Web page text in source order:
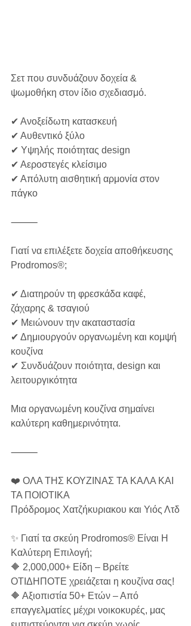
Σετ που συνδυάζουν δοχεία &
ψωμοθήκη στον ίδιο σχεδιασμό.
✔ Ανοξείδωτη κατασκευή
✔ Αυθεντικό ξύλο
✔ Υψηλής ποιότητας design
✔ Αεροστεγές κλείσιμο
✔ Απόλυτη αισθητική αρμονία στον
πάγκο
⸻
Γιατί να επιλέξετε δοχεία αποθήκευσης
Prodromos®;
✔ Διατηρούν τη φρεσκάδα καφέ,
ζάχαρης & τσαγιού
✔ Μειώνουν την ακαταστασία
✔ Δημιουργούν οργανωμένη και κομψή
κουζίνα
✔ Συνδυάζουν ποιότητα, design και
λειτουργικότητα
Μια οργανωμένη κουζίνα σημαίνει
καλύτερη καθημερινότητα.
⸻
❤️ ΟΛΑ ΤΗΣ ΚΟΥΖΙΝΑΣ ΤΑ ΚΑΛΑ ΚΑΙ
ΤΑ ΠΟΙΟΤΙΚΑ
Πρόδρομος Χατζήκυριακου και Υιός Λτδ
✨ Γιατί τα σκεύη Prodromos® Είναι Η
Καλύτερη Επιλογή;
🔶 2,000,000+ Είδη – Βρείτε
ΟΤΙΔΗΠΟΤΕ χρειάζεται η κουζίνα σας!
🔶 Αξιοπιστία 50+ Ετών – Από
επαγγελματίες μέχρι νοικοκυρές, μας